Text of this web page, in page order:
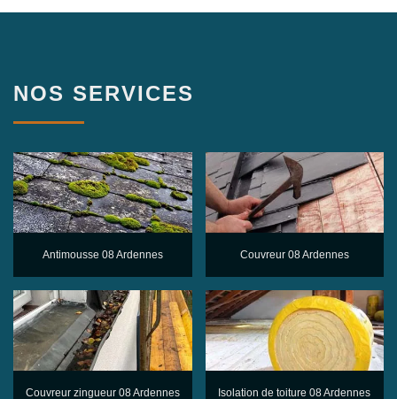
NOS SERVICES
Antimousse 08 Ardennes Couvreur 08 Ardennes
Couvreur zingueur 08 Ardennes Isolation de toiture 08 Ardennes